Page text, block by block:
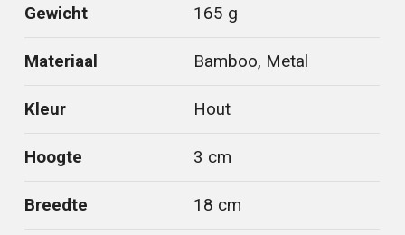
Gewicht 165 g
Materiaal Bamboo, Metal
Kleur Hout
Hoogte 3 cm
Breedte 18 cm